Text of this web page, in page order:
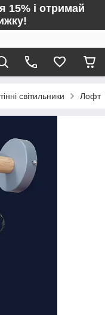
15% і отримай
світильники Лофт